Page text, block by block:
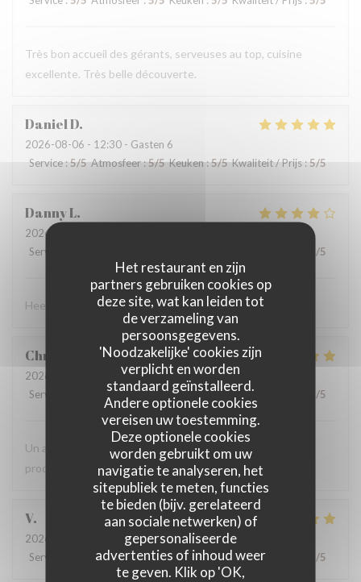
Het restaurant en zijn
partners gebruiken cookies op
deze site, wat kan leiden tot
de verzameling van
persoonsgegevens.
'Noodzakelijke' cookies zijn
verplicht en worden
standaard geïnstalleerd.
Andere optionele cookies
vereisen uw toestemming.
Deze optionele cookies
worden gebruikt om uw
navigatie te analyseren, het
sitepubliek te meten, functies
te bieden (bijv. gerelateerd
aan sociale netwerken) of
gepersonaliseerde
advertenties of inhoud weer
te geven. Klik op 'OK,
Très bon accueil des gérants, serveuses au top, cuisine
excellente. Très belle découverte.
DanielD
2026-08-06 - 12:30 - Gasten 6
Service:5/5 Atmosfeer:5/5 Keuken:5/5 Kwaliteit / Prijs:5/5
DannyL
2026-08-06
Service
/5
Heel goed eten voor een schappelijke prijs.
Christophe C
2026-08-07
- 19:00 - Gasten 4
Service
Atmosfeer: 5/5 Keuken:5/5 Kwaliteit / Prijs /5
Un accueil toujours au top. La carte estivale propose des
produits frais et une cuisine du territoire.
V
2026-08-07
- 12:30 - Gasten 3
Service
Atmosfeer:5/5 Keuken:5/5 Kwaliteit / Prijs /5